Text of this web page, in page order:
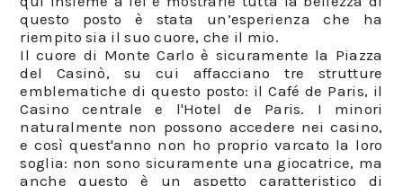
questo posto è stata un’esperienza che ha
riempito sia il suo cuore, che il mio.⁣⁣
Il cuore di Monte Carlo è sicuramente la Piazza
del Casinò, su cui affacciano tre strutture
emblematiche di questo posto: il Café de Paris, il
Casino centrale e l'Hotel de Paris. I minori
naturalmente non possono accedere nei casino,
e così quest'anno non ho proprio varcato la loro
soglia: non sono sicuramente una giocatrice, ma
anche questo è un aspetto caratteristico di